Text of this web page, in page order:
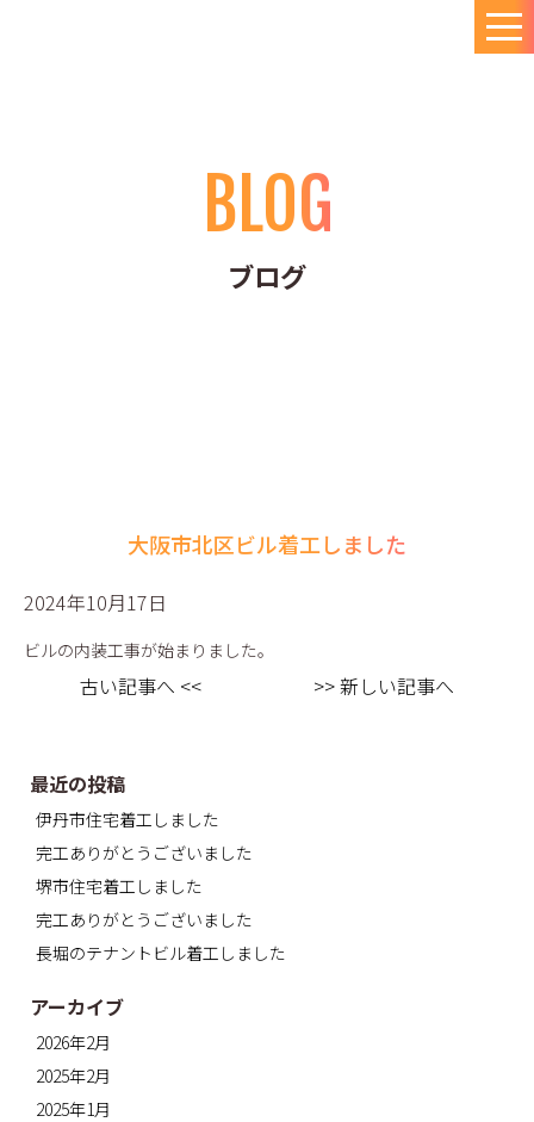
BLOG
ブログ
大阪市北区ビル着工しました
2024年10月17日
ビルの内装工事が始まりました。
古い記事へ << >> 新しい記事へ
最近の投稿
伊丹市住宅着工しました
完工ありがとうございました
堺市住宅着工しました
完工ありがとうございました
長堀のテナントビル着工しました
アーカイブ
2026年2月
2025年2月
2025年1月